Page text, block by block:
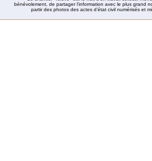
bénévolement, de partager l’information avec le plus grand
partir des photos des actes d’état civil numérisés et